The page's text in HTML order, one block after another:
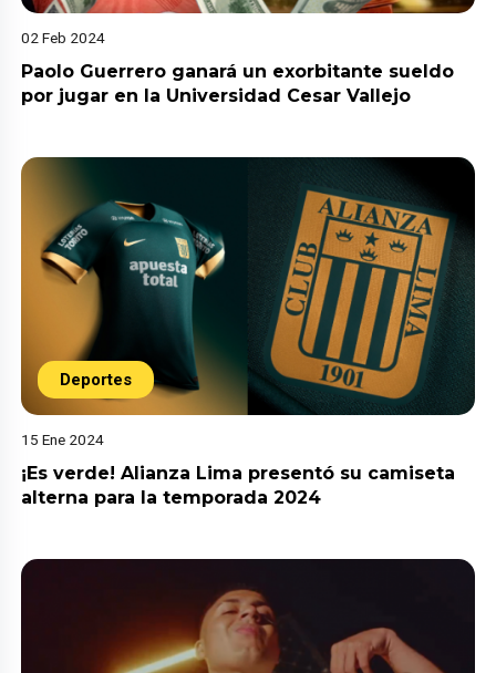
02 Feb 2024
Paolo Guerrero ganará un exorbitante sueldo
por jugar en la Universidad Cesar Vallejo
Deportes
15 Ene 2024
¡Es verde! Alianza Lima presentó su camiseta
alterna para la temporada 2024